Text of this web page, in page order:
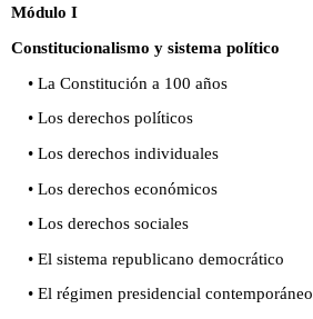
Módulo I
Constitucionalismo y sistema político
• La Constitución a 100 años
• Los derechos políticos
• Los derechos individuales
• Los derechos económicos
• Los derechos sociales
• El sistema republicano democrático
• El régimen presidencial contemporáneo